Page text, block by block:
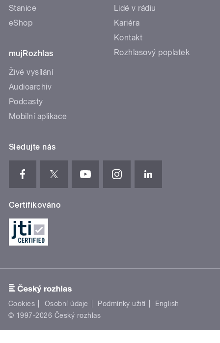
Stanice
eShop
mujRozhlas
Živé vysílání
Audioarchiv
Podcasty
Mobilní aplikace
Lidé v rádiu
Kariéra
Kontakt
Rozhlasový poplatek
Sledujte nás
Certifikováno
Cookies Osobní údaje Podmínky užití
English
© 1997-2026 Český rozhlas